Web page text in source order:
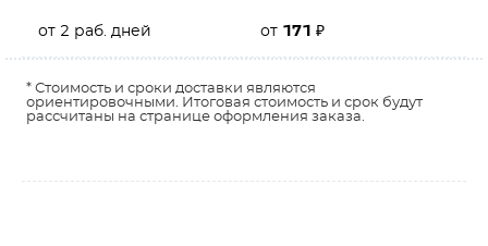
от 2 раб. дней от 171 ₽
* Стоимость и сроки доставки являются
ориентировочными. Итоговая стоимость и срок будут
рассчитаны на странице оформления заказа.